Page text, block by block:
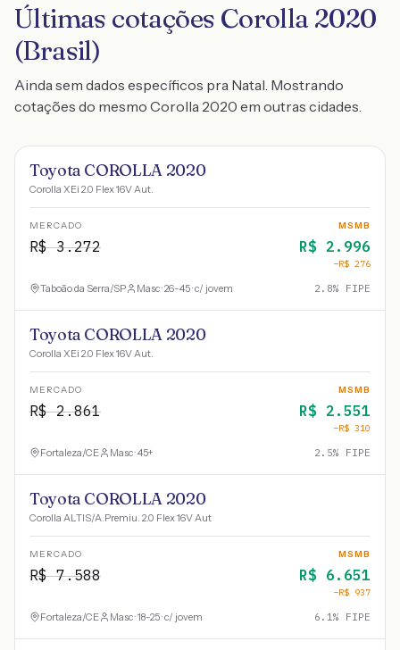
Últimas cotações Corolla 2020
(Brasil)
Ainda sem dados específicos pra Natal. Mostrando
cotações do mesmo Corolla 2020 em outras cidades.
Toyota COROLLA 2020
Corolla XEi 2.0 Flex 16V Aut.
MERCADO
R$3.272
MSMB
R$ 2.996
−R$ 276
Taboão da Serra/SP Masc · 26-45 · c/ jovem 2.8% FIPE
Toyota COROLLA 2020
Corolla XEi 2.0 Flex 16V Aut.
MERCADO
R$2.861
MSMB
R$ 2.551
−R$ 310
Fortaleza/CE Masc · 45+ 2.5% FIPE
Toyota COROLLA 2020
Corolla ALTIS/A.Premiu. 2.0 Flex 16V Aut
MERCADO
R$7.588
MSMB
R$ 6.651
−R$ 937
Fortaleza/CE Masc · 18-25 · c/ jovem 6.1% FIPE